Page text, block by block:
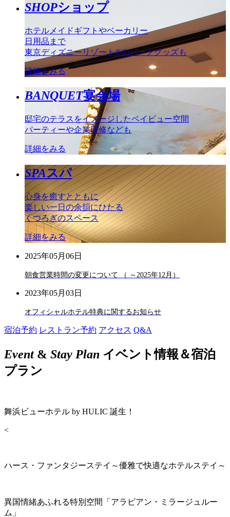
SHOPショップ
ホテルメイドギフトやベーカリー
日用品まで
東京ディズニーリゾート®のパークグッズも
詳細をみる
BANQUET宴会場
邸宅のテラスをイメージしたベイビュー空間
パーティーや企業研修なども
詳細をみる
SPAスパ
心身を癒すとともに
楽しい一日の余韻にひたる
くつろぎのスペース
詳細をみる
2025年05月06日
朝食営業時間の変更について （ ～2025年12月）
2023年05月03日
オフィシャルホテル特典に関するお知らせ
宿泊予約 レストラン予約 アクセス Q&A
Event& Stay Plan イベント情報＆宿泊
プラン
舞浜ビューホテル by HULIC 誕生！
<
ハース・ファンタジーステイ～優雅で快適なホテルステイ～
異国情緒あふれる特別空間「アラビアン・ミラージュルー
ム」